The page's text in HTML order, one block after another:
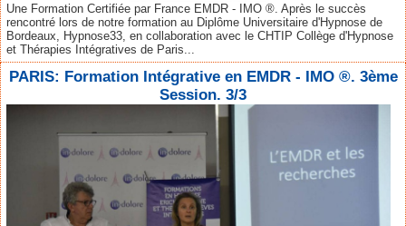
Une Formation Certifiée par France EMDR - IMO ®. Après le succès
rencontré lors de notre formation au Diplôme Universitaire d'Hypnose de
Bordeaux, Hypnose33, en collaboration avec le CHTIP Collège d'Hypnose
et Thérapies Intégratives de Paris...
PARIS: Formation Intégrative en EMDR - IMO ®. 3ème
Session. 3/3